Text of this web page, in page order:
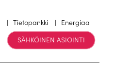
Tietopankki
Energiaa
SÄHKÖINEN ASIOINTI